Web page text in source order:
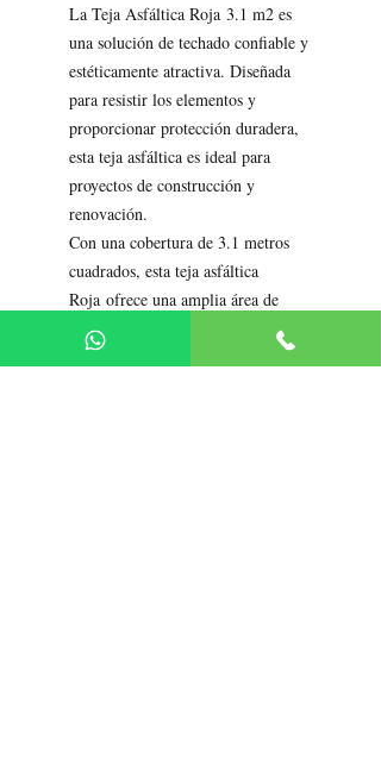
La Teja Asfáltica Roja 3.1 m2 es
una solución de techado confiable y
estéticamente atractiva. Diseñada
para resistir los elementos y
proporcionar protección duradera,
esta teja asfáltica es ideal para
proyectos de construcción y
renovación.
Con una cobertura de 3.1 metros
cuadrados, esta teja asfáltica
Roja ofrece una amplia área de
protección contra la lluvia, el
viento y otros factores ambientales.